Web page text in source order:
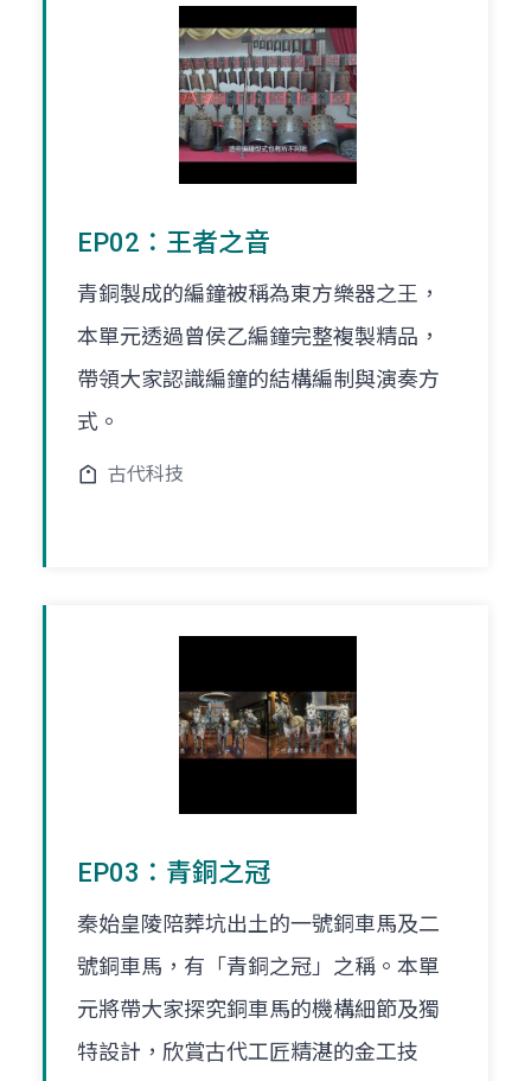
EP02：王者之音
青銅製成的編鐘被稱為東方樂器之王，
本單元透過曾侯乙編鐘完整複製精品，
帶領大家認識編鐘的結構編制與演奏方
式。
古代科技
EP03：青銅之冠
秦始皇陵陪葬坑出土的一號銅車馬及二
號銅車馬，有「青銅之冠」之稱。本單
元將帶大家探究銅車馬的機構細節及獨
特設計，欣賞古代工匠精湛的金工技